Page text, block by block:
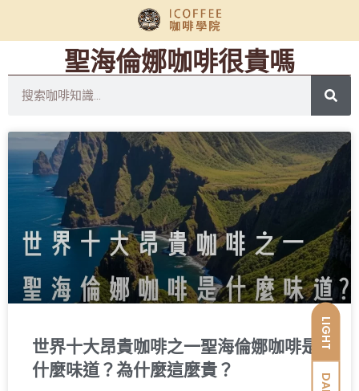
LIGHT
聖海倫娜咖啡很貴嗎
世界十大昂貴咖啡之一聖海倫娜咖啡是
什麼味道？為什麼這麼貴？